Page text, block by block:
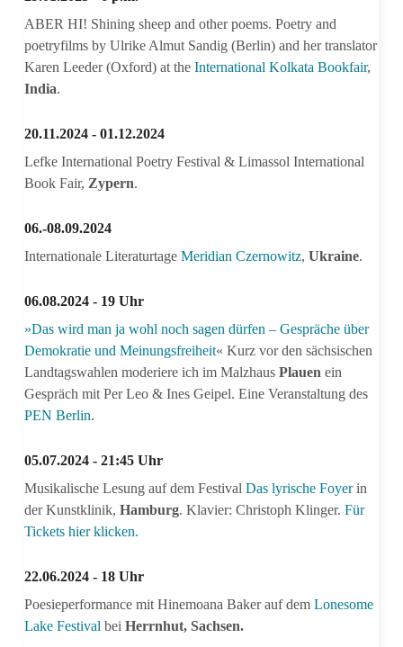
ABER HI! Shining sheep and other poems. Poetry and
poetryfilms by Ulrike Almut Sandig (Berlin) and her translator
Karen Leeder (Oxford) at theInternational Kolkata Bookfair,
India.
20.11.2024 - 01.12.2024
Lefke International Poetry Festival & Limassol International
Book Fair, Zypern.
06.-08.09.2024
Internationale LiteraturtageMeridian Czernowitz,Ukraine.
06.08.2024 - 19 Uhr
»Das wird man ja wohl noch sagen dürfen – Gespräche über
Demokratie und Meinungsfreiheit« Kurz vor den sächsischen
Landtagswahlen moderiere ich im MalzhausPlauenein
Gespräch mit Per Leo & Ines Geipel. Eine Veranstaltung des
PEN Berlin.
05.07.2024 - 21:45 Uhr
Musikalische Lesung auf dem FestivalDas lyrische Foyerin
der Kunstklinik,Hamburg. Klavier: Christoph Klinger.Für
Tickets hier klicken.
22.06.2024 - 18 Uhr
Poesieperformance mit Hinemoana Baker auf demLonesome
Lake Festival beiHerrnhut, Sachsen.